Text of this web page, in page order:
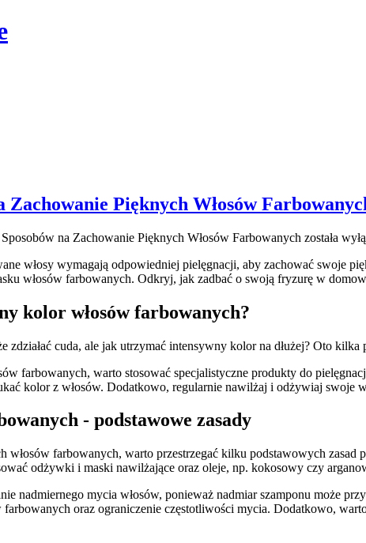
Zachowanie Pięknych Włosów
na Zachowanie Pięknych Włosów Farbowanych została
włosy⁢ wymagają odpowiedniej pielęgnacji,⁣ aby‍ zachować⁣ swoje
włosów farbowanych. Odkryj, jak zadbać o swoją fryzurę w
kolor‍ włosów⁢ farbowanych?
zdziałać cuda,⁣ ale jak⁣ utrzymać intensywny kolor na dłużej? Oto
‌farbowanych, warto stosować ⁢specjalistyczne⁣ produkty do⁢
‌kolor⁢ z włosów. Dodatkowo, regularnie nawilżaj i​ odżywiaj swoje
‍-⁣ podstawowe zasady
⁤farbowanych,⁤ warto przestrzegać ‌kilku podstawowych zasad
odżywki i maski nawilżające oraz oleje, np. kokosowy⁣ czy
nadmiernego mycia włosów, ‌ponieważ nadmiar szamponu może
‌oraz ograniczenie częstotliwości mycia. ⁣Dodatkowo,